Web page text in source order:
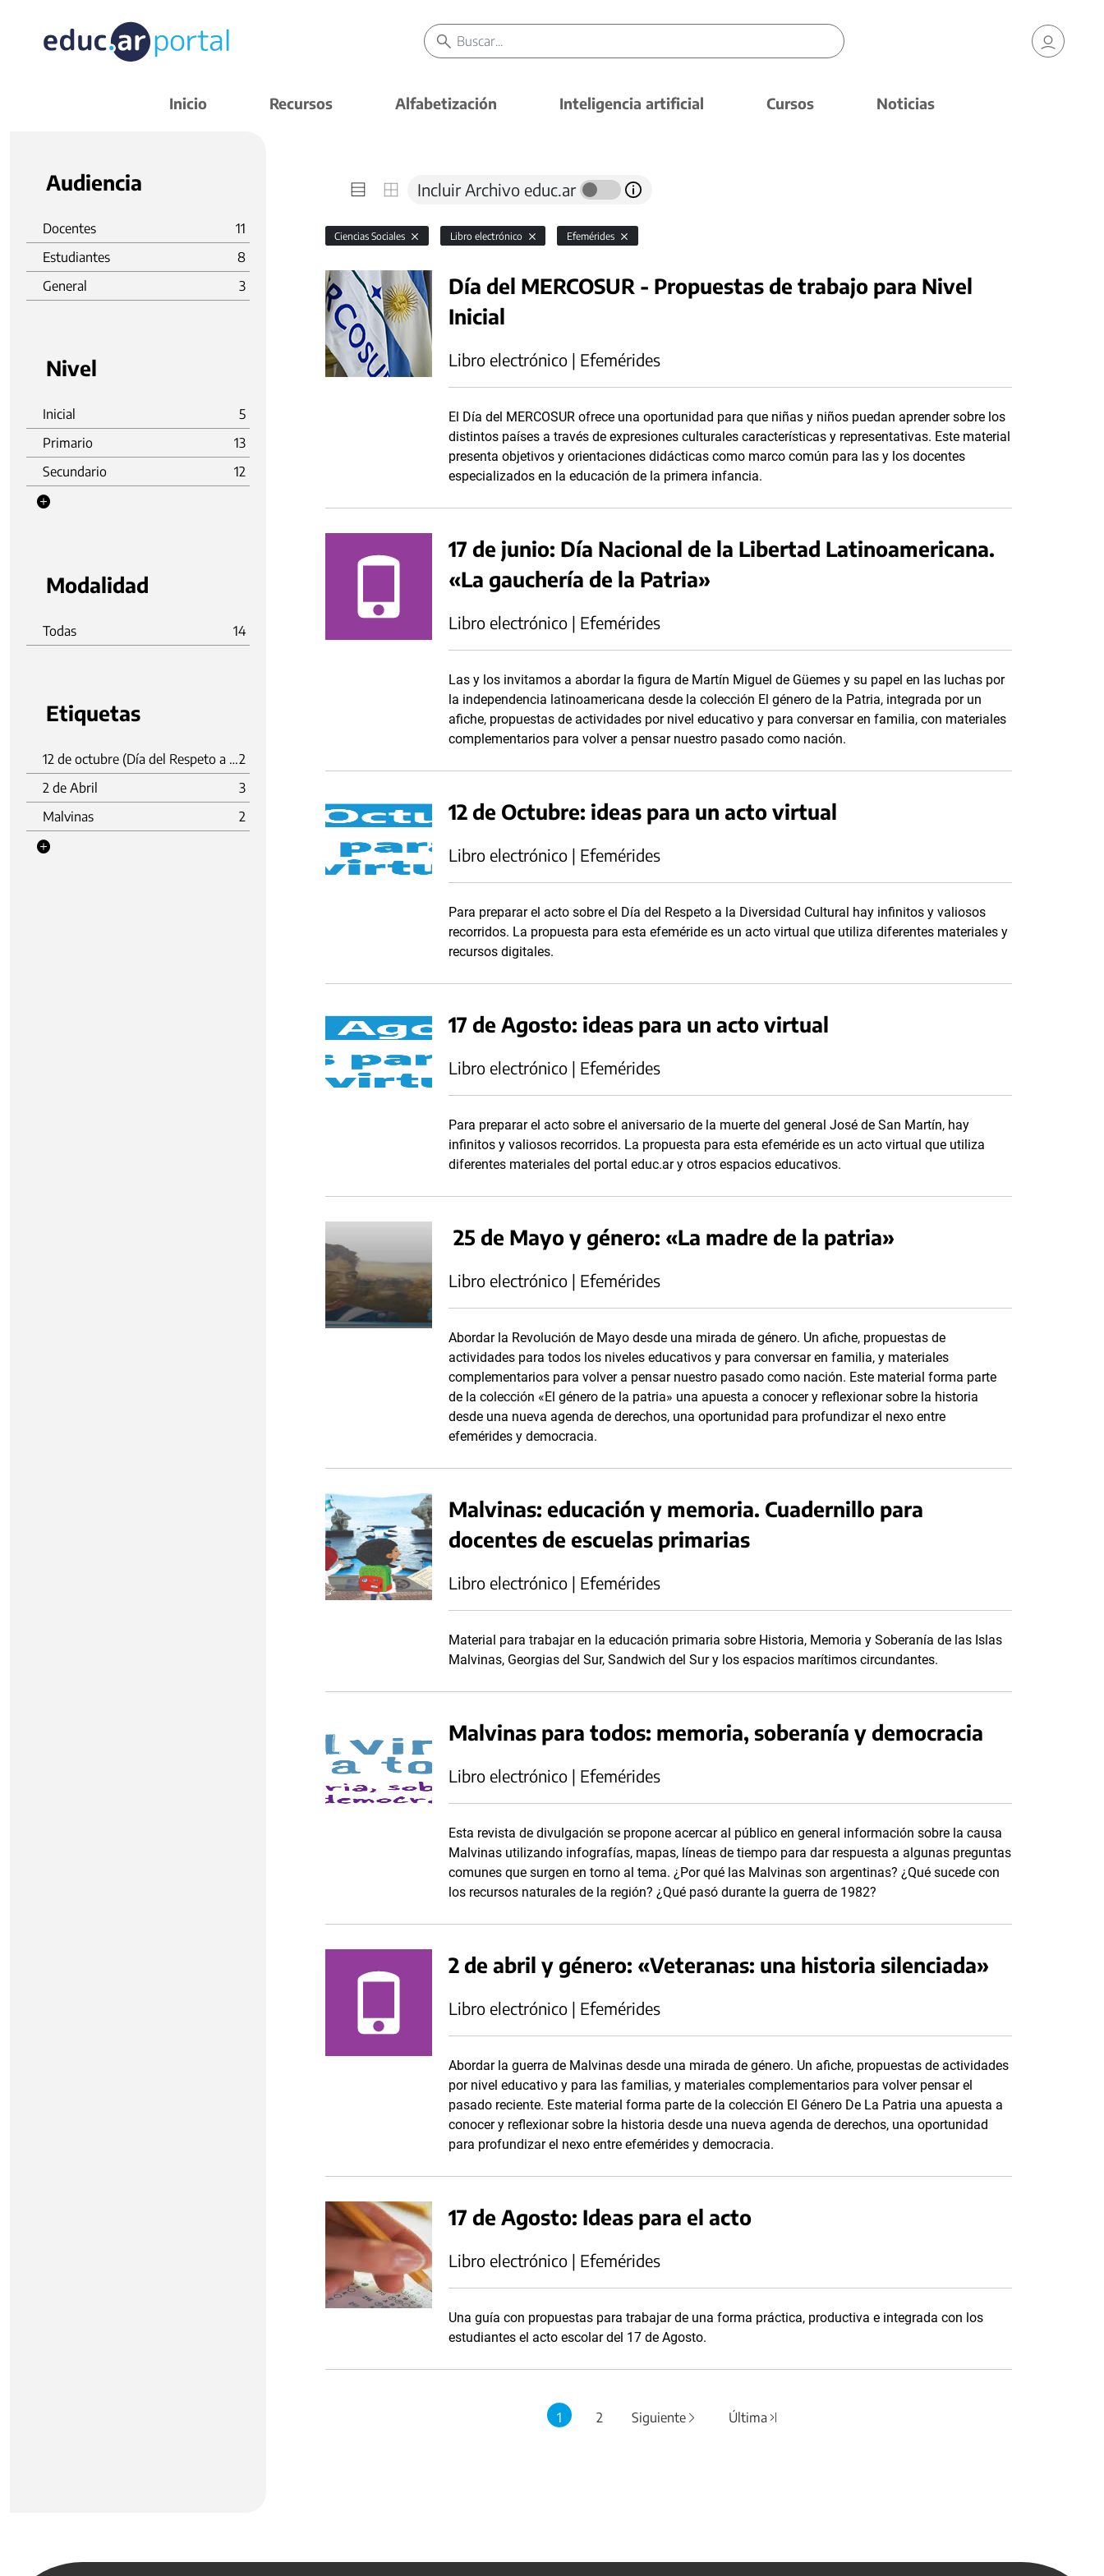
Inicio Recursos Alfabetización Inteligencia artificial Cursos Noticias
Audiencia
Docentes
11
Estudiantes
8
General
3
Nivel
Inicial
5
Primario
13
Secundario
12
Modalidad
Todas 14
Etiquetas
12 de octubre (Día del Respeto a la Diversidad Cultural)2
2 de Abril
3
Malvinas
2
Incluir Archivo educ.ar
Ciencias Sociales Libro electrónico Efemérides
Día del MERCOSUR - Propuestas de trabajo para Nivel
Inicial
Libro electrónico | Efemérides
El Día del MERCOSUR ofrece una oportunidad para que niñas y niños puedan aprender sobre los
distintos países a través de expresiones culturales características y representativas. Este material
presenta objetivos y orientaciones didácticas como marco común para las y los docentes
especializados en la educación de la primera infancia.
17 de junio: Día Nacional de la Libertad Latinoamericana.
«La gauchería de la Patria»
Libro electrónico | Efemérides
Las y los invitamos a abordar la figura de Martín Miguel de Güemes y su papel en las luchas por
la independencia latinoamericana desde la colección El género de la Patria, integrada por un
afiche, propuestas de actividades por nivel educativo y para conversar en familia, con materiales
complementarios para volver a pensar nuestro pasado como nación.
12 de Octubre: ideas para un acto virtual
Libro electrónico | Efemérides
Para preparar el acto sobre el Día del Respeto a la Diversidad Cultural hay infinitos y valiosos
recorridos. La propuesta para esta efeméride es un acto virtual que utiliza diferentes materiales y
recursos digitales.
17 de Agosto: ideas para un acto virtual
Libro electrónico | Efemérides
Para preparar el acto sobre el aniversario de la muerte del general José de San Martín, hay
infinitos y valiosos recorridos. La propuesta para esta efeméride es un acto virtual que utiliza
diferentes materiales del portal educ.ar y otros espacios educativos.
25 de Mayo y género: «La madre de la patria»
Libro electrónico | Efemérides
Abordar la Revolución de Mayo desde una mirada de género. Un afiche, propuestas de
actividades para todos los niveles educativos y para conversar en familia, y materiales
complementarios para volver a pensar nuestro pasado como nación. Este material forma parte
de la colección «El género de la patria» una apuesta a conocer y reflexionar sobre la historia
desde una nueva agenda de derechos, una oportunidad para profundizar el nexo entre
efemérides y democracia.
Malvinas: educación y memoria. Cuadernillo para
docentes de escuelas primarias
Libro electrónico | Efemérides
Material para trabajar en la educación primaria sobre Historia, Memoria y Soberanía de las Islas
Malvinas, Georgias del Sur, Sandwich del Sur y los espacios marítimos circundantes.
Malvinas para todos: memoria, soberanía y democracia
Libro electrónico | Efemérides
Esta revista de divulgación se propone acercar al público en general información sobre la causa
Malvinas utilizando infografías, mapas, líneas de tiempo para dar respuesta a algunas preguntas
comunes que surgen en torno al tema. ¿Por qué las Malvinas son argentinas? ¿Qué sucede con
los recursos naturales de la región? ¿Qué pasó durante la guerra de 1982?
2 de abril y género: «Veteranas: una historia silenciada»
Libro electrónico | Efemérides
Abordar la guerra de Malvinas desde una mirada de género. Un afiche, propuestas de actividades
por nivel educativo y para las familias, y materiales complementarios para volver pensar el
pasado reciente. Este material forma parte de la colección El Género De La Patria una apuesta a
conocer y reflexionar sobre la historia desde una nueva agenda de derechos, una oportunidad
para profundizar el nexo entre efemérides y democracia.
17 de Agosto: Ideas para el acto
Libro electrónico | Efemérides
Una guía con propuestas para trabajar de una forma práctica, productiva e integrada con los
estudiantes el acto escolar del 17 de Agosto.
1 2 Siguiente Última